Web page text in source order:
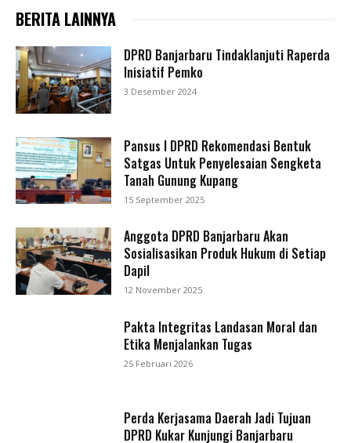
BERITA LAINNYA
DPRD Banjarbaru Tindaklanjuti Raperda
Inisiatif Pemko
3 Desember 2024
Pansus I DPRD Rekomendasi Bentuk
Satgas Untuk Penyelesaian Sengketa
Tanah Gunung Kupang
15 September 2025
Anggota DPRD Banjarbaru Akan
Sosialisasikan Produk Hukum di Setiap
Dapil
12 November 2025
Pakta Integritas Landasan Moral dan
Etika Menjalankan Tugas
25 Februari 2026
Perda Kerjasama Daerah Jadi Tujuan
DPRD Kukar Kunjungi Banjarbaru